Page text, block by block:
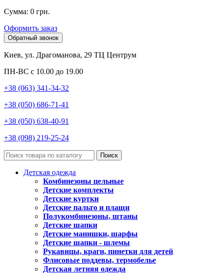
Сумма: 0 грн.
Оформить заказ
Обратный звонок
Киев, ул. Драгоманова, 29 ТЦ Центрум
ПН-ВС с 10.00 до 19.00
+38 (063) 341-34-32
+38 (050) 686-71-41
+38 (050) 638-40-91
+38 (098) 219-25-24
Поиск
Детская одежда
Комбинезоны цельные
Детские комплекты
Детские куртки
Детские пальто и плащи
Полукомбинезоны, штаны
Детские шапки
Детские манишки, шарфы
Детские шапки - шлемы
Рукавицы, краги, пинетки для детей
Флисовые поддевы, термобелье
Детская летняя одежда